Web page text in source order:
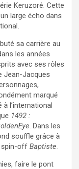
Keruzoré. Cette
large écho dans
sa carrière au
les années
avec ses rôles
Jean-Jacques
marqué
à l’international
1492 :
. Dans les
souffle grâce à
spin-off Baptiste.
faire le pont